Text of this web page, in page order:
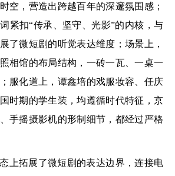
空，营造出跨越百年的深邃氛围感；
紧扣“传承、坚守、光影”的内核，与
了微短剧的听觉表达维度；场景上，
相馆的布局结构，一砖一瓦、一桌一
服化道上，谭鑫培的戏服妆容、任庆
时期的学生装，均遵循时代特征，京
手摇摄影机的形制细节，都经过严格
上拓展了微短剧的表达边界，连接电